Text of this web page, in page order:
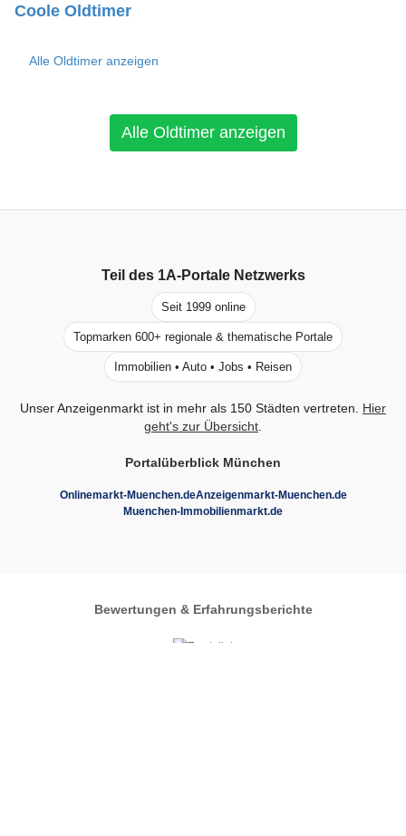
Coole Oldtimer
Alle Oldtimer anzeigen
Alle Oldtimer anzeigen
Teil des 1A-PortaleNetzwerks
Seit 1999 online
Topmarken 600+ regionale & thematische Portale
Immobilien • Auto • Jobs • Reisen
Unser Anzeigenmarkt ist in mehr als 150 Städten vertreten.
Hier
geht's zur Übersicht
Portalüberblick München
Onlinemarkt-Muenchen.deAnzeigenmarkt-Muenchen.de
Muenchen-Immobilienmarkt.de
Bewertungen & Erfahrungsberichte